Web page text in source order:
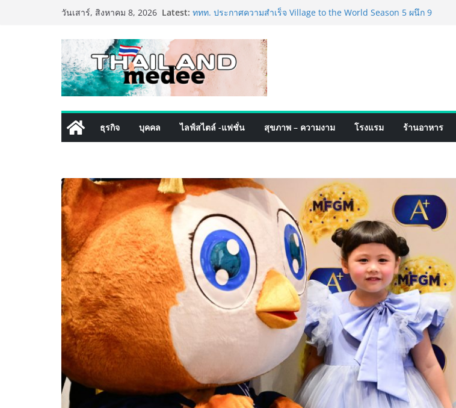
วันเสาร์, สิงหาคม 8, 2026 Latest: ททท. ประกาศความสำเร็จ Village to the World Season 5 ผนึก 9
เหิงลี่ แมนูแฟคเจอริ่ง เทคโนโลยี (ไทยแลนด์) เปิดโรงงานแห่งใหม่
ในชลบุรี เดินหน้าขยายฐานการผลิตสู่เอเชียตะวันออกเฉียงใต้
เสริมแกร่งยุทธศาสตร์ระดับโลก
LORDNINE จัดศึกคนดังสายเกม ไทย ปะทะ ฟิลิปปินส์ ใน “Rise of
the Tenth Lord” เปิดสงครามกิลด์ข้ามประเทศ ฉลองเซิร์ฟเวอร์
ใหม่ เฮเลนา
PIPPER STANDARD® เปิดตัวแชมพูอาบน้ำ และ โฟมอาบแห้งสัตว์
เลี้ยง ชูนวัตกรรมพลังธรรมชาติ “Zero-Residue” เลียขนได้
ปลอดภัย ไร้สารตกค้าง
ไทย วันนี้ – 8 สิงหาคมนี้ ณ ลานคนเมือง
ธุรกิจ บุคคล ไลฟ์สไตล์ -แฟชั่น สุขภาพ – ความงาม โรงแรม ร้านอาหาร